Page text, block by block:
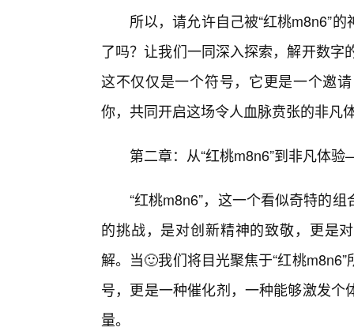
所以，请允许自己被“红桃m8n6”
了吗？让我们一同深入探索，解开数字
这不仅仅是一个符号，它更是一个邀
你，共同开启这场令人血脉贲张的非凡
第二章：从“红桃m8n6”到非凡体
“红桃m8n6”，这一个看似奇特的
的挑战，是对创新精神的致敬，更是
解。当🙂我们将目光聚焦于“红桃
号，更是一种催化剂，一种能够激发
量。